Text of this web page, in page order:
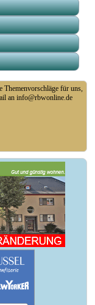
für uns,
an info@rbwonline.de
- VfB 1921 Krieschow,